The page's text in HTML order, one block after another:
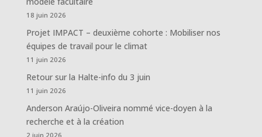
18 juin 2026
Projet IMPACT – deuxième cohorte : Mobiliser nos
équipes de travail pour le climat
11 juin 2026
Retour sur la Halte-info du 3 juin
11 juin 2026
Anderson Araújo-Oliveira nommé vice-doyen à la
recherche et à la création
2 juin 2026